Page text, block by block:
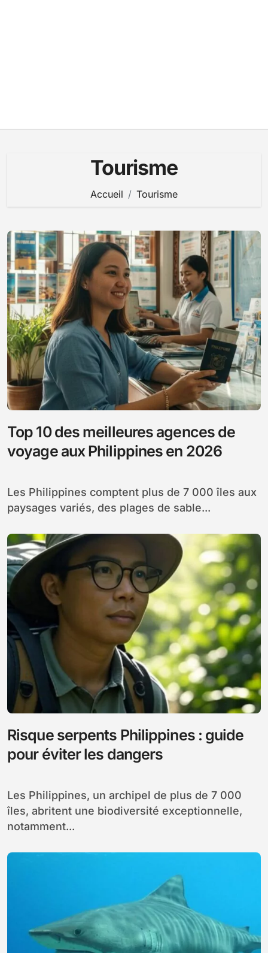
Tourisme
Accueil Tourisme
Top 10 des meilleures agences de
voyage aux Philippines en 2026
Les Philippines comptent plus de 7 000 îles aux
paysages variés, des plages de sable...
Risque serpents Philippines : guide
pour éviter les dangers
Les Philippines, un archipel de plus de 7 000
îles, abritent une biodiversité exceptionnelle,
notamment...